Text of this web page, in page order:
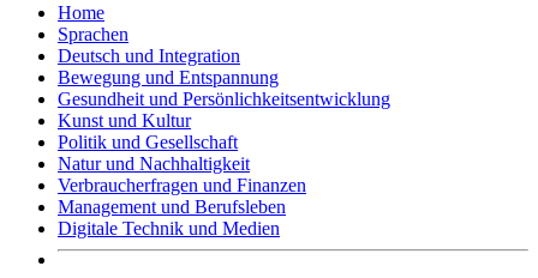
Home
Sprachen
Deutsch und Integration
Bewegung und Entspannung
Gesundheit und Persönlichkeitsentwicklung
Kunst und Kultur
Politik und Gesellschaft
Natur und Nachhaltigkeit
Verbraucherfragen und Finanzen
Management und Berufsleben
Digitale Technik und Medien